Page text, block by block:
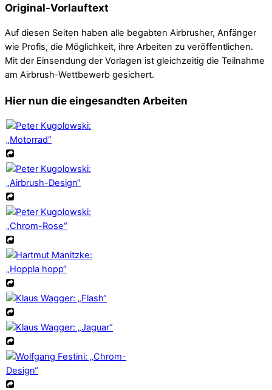
Original-Vorlauftext
Auf diesen Seiten haben alle begabten Airbrusher, Anfänger
wie Profis, die Möglichkeit, ihre Arbeiten zu veröffentlichen.
Mit der Einsendung der Vorlagen ist gleichzeitig die Teilnahme
am Airbrush-Wettbewerb gesichert.
Hier nun die eingesandten Arbeiten